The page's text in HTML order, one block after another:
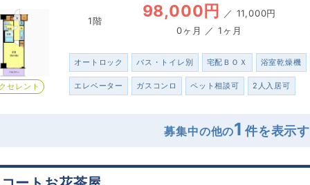
セレント
1階 98,000円 ／ 11,000円
0ヶ月 ／ 1ヶ月
オートロック バス・トイレ別 宅配ＢＯＸ 浴室乾燥機
エレベーター ガスコンロ ペット相談可 2人入居可
募集中の他の1